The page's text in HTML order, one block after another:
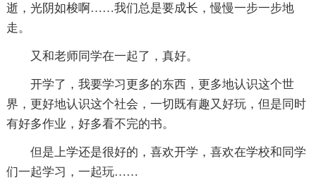
逝，光阴如梭啊……我们总是要成长，慢慢一步一步地
走。
又和老师同学在一起了，真好。
开学了，我要学习更多的东西，更多地认识这个世
界，更好地认识这个社会，一切既有趣又好玩，但是同时
有好多作业，好多看不完的书。
但是上学还是很好的，喜欢开学，喜欢在学校和同学
们一起学习，一起玩……